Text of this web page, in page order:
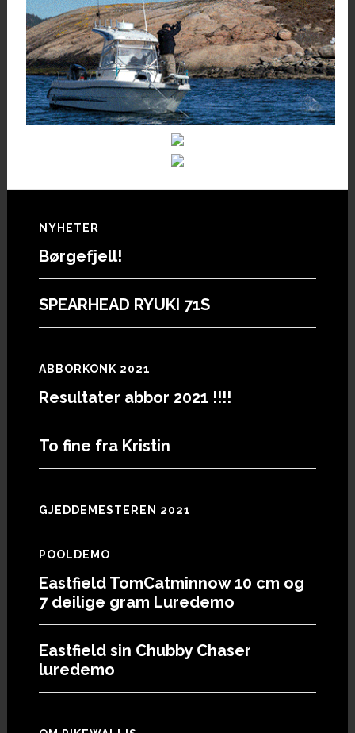
Footer
NYHETER
Børgefjell!
SPEARHEAD RYUKI 71S
ABBORKONK 2021
Resultater abbor 2021 !!!!
To fine fra Kristin
GJEDDEMESTEREN 2021
POOLDEMO
Eastfield TomCatminnow 10 cm og
7 deilige gram Luredemo
Eastfield sin Chubby Chaser
luredemo